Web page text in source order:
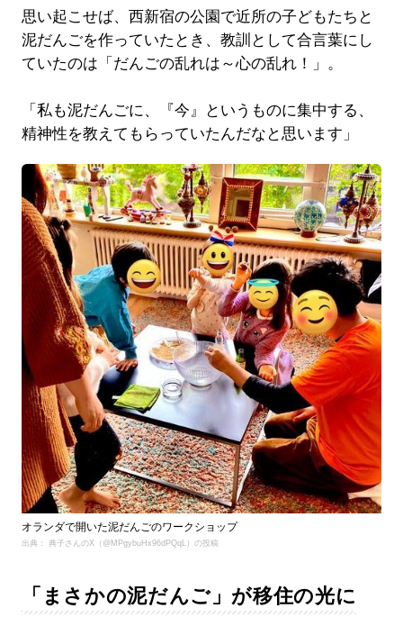
思い起こせば、西新宿の公園で近所の子どもたちと
泥だんごを作っていたとき、教訓として合言葉にし
ていたのは「だんごの乱れは～心の乱れ！」。
「私も泥だんごに、『今』というものに集中する、
精神性を教えてもらっていたんだなと思います」
オランダで開いた泥だんごのワークショップ
出典： 典子さんのX（@MPgybuHx96dPQqL）の投稿
「まさかの泥だんご」が移住の光に